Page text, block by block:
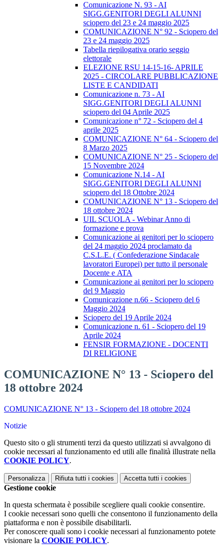
Comunicazione N. 93 - AI
SIGG.GENITORI DEGLI ALUNNI
sciopero del 23 e 24 maggio 2025
COMUNICAZIONE N° 92 - Sciopero del
23 e 24 maggio 2025
Tabella riepilogativa orario seggio
elettorale
ELEZIONE RSU 14-15-16- APRILE
2025 - CIRCOLARE PUBBLICAZIONE
LISTE E CANDIDATI
Comunicazione n. 73 - AI
SIGG.GENITORI DEGLI ALUNNI
sciopero del 04 Aprile 2025
Comunicazione n° 72 - Sciopero del 4
aprile 2025
COMUNICAZIONE N° 64 - Sciopero del
8 Marzo 2025
COMUNICAZIONE N° 25 - Sciopero del
15 Novembre 2024
Comunicazione N.14 - AI
SIGG.GENITORI DEGLI ALUNNI
sciopero del 18 Ottobre 2024
COMUNICAZIONE N° 13 - Sciopero del
18 ottobre 2024
UIL SCUOLA - Webinar Anno di
formazione e prova
Comunicazione ai genitori per lo sciopero
del 24 maggio 2024 proclamato da
C.S.L.E. ( Confederazione Sindacale
lavoratori Europei) per tutto il personale
Docente e ATA
Comunicazione ai genitori per lo sciopero
del 9 Maggio
Comunicazione n.66 - Sciopero del 6
Maggio 2024
Sciopero del 19 Aprile 2024
Comunicazione n. 61 - Sciopero del 19
Aprile 2024
FENSIR FORMAZIONE - DOCENTI
DI RELIGIONE
COMUNICAZIONE N° 13 - Sciopero del
18 ottobre 2024
COMUNICAZIONE N° 13 - Sciopero del 18 ottobre 2024
Notizie
Questo sito o gli strumenti terzi da questo utilizzati si avvalgono di
cookie necessari al funzionamento ed utili alle finalità illustrate nella
COOKIE POLICY.
Personalizza Rifiuta tutti i cookies Accetta tutti i cookies
Gestione cookie
In questa schermata è possibile scegliere quali cookie consentire.
I cookie necessari sono quelli che consentono il funzionamento della
piattaforma e non è possibile disabilitarli.
Per conoscere quali sono i cookie necessari al funzionamento potete
visionare la COOKIE POLICY.